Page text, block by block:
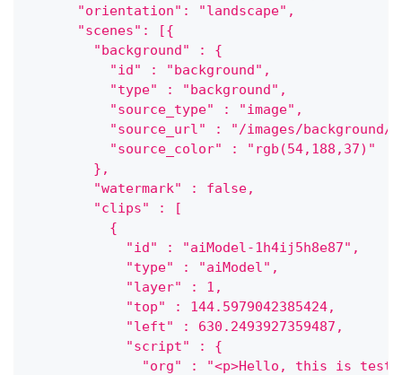
      "orientation": "landscape",
      "scenes": [{
        "background" : {
          "id" : "background",
          "type" : "background",
          "source_type" : "image",
"source_url" : "/images/background/
          "source_color" : "rgb(54,188,37)"
        },
        "watermark" : false,
        "clips" : [
          {
            "id" : "aiModel-1h4ij5h8e87",
            "type" : "aiModel",
            "layer" : 1,
            "top" : 144.5979042385424,
            "left" : 630.2493927359487,
            "script" : {
"org" : "<p>Hello, this is test